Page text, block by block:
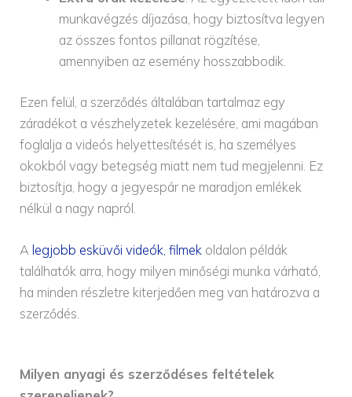
munkavégzés díjazása, hogy biztosítva legyen
az összes fontos pillanat rögzítése,
amennyiben az esemény hosszabbodik.
Ezen felül, a szerződés általában tartalmaz egy
záradékot a vészhelyzetek kezelésére, ami magában
foglalja a videós helyettesítését is, ha személyes
okokból vagy betegség miatt nem tud megjelenni. Ez
biztosítja, hogy a jegyespár ne maradjon emlékek
nélkül a nagy napról.
Alegjobb esküvői videók, filmek oldalon példák
találhatók arra, hogy milyen minőségi munka várható,
ha minden részletre kiterjedően meg van határozva a
szerződés.
Milyen anyagi és szerződéses feltételek